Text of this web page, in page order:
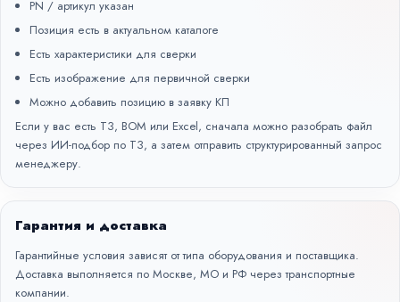
PN / артикул указан
Позиция есть в актуальном каталоге
Есть характеристики для сверки
Есть изображение для первичной сверки
Можно добавить позицию в заявку КП
Если у вас есть ТЗ, BOM или Excel, сначала можно разобрать файл
через ИИ-подбор по ТЗ, а затем отправить структурированный запрос
менеджеру.
Гарантия и доставка
Гарантийные условия зависят от типа оборудования и поставщика.
Доставка выполняется по Москве, МО и РФ через транспортные
компании.